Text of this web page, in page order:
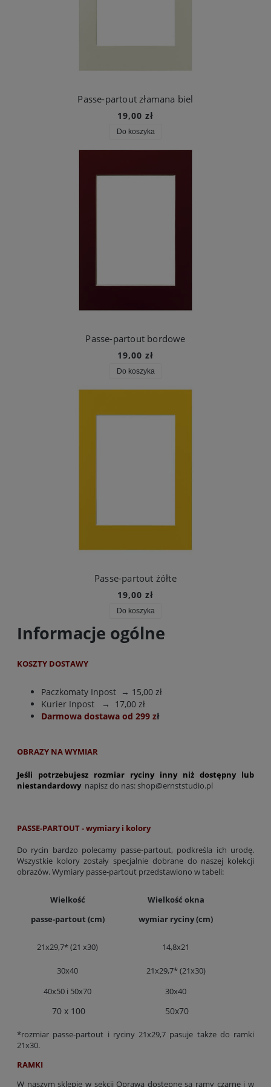
Passe-partout złamana biel
19,00 zł
Do koszyka
Passe-partout bordowe
19,00 zł
Do koszyka
Passe-partout żółte
19,00 zł
Do koszyka
Informacje ogólne
KOSZTY DOSTAWY
Paczkomaty Inpost → 15,00 zł
Kurier Inpost → 17,00 zł
Darmowa dostawa od 299 zł
OBRAZY NA WYMIAR
Jeśli potrzebujesz rozmiar ryciny inny niż dostępny lub
niestandardowy napisz do nas:shop@ernststudio.pl
PASSE-PARTOUT - wymiary i kolory
Do rycin bardzo polecamy passe-partout, podkreśla ich urodę.
Wszystkie kolory zostały specjalnie dobrane do naszej kolekcji
obrazów. Wymiary passe-partout przedstawiono w tabeli:
Wielkość
passe-partout (cm)
Wielkość okna
wymiar ryciny (cm)
21x29,7* (21 x30) 14,8x21
30x40
21x29,7* (21x30)
40x50 i 50x70
30x40
70 x 100 50x70
*rozmiar passe-partout i ryciny 21x29,7 pasuje także do ramki
21x30.
RAMKI
W naszym sklepie w sekcji Oprawa dostępne są ramy czarne i w